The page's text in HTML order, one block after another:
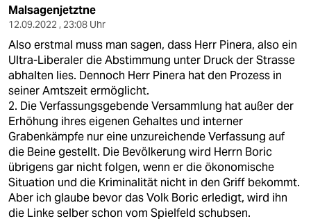
sport
berlin
nord
wahrheit
verlag
verlag
veranstaltungen
Malsagenjetztne
12.09.2022 , 23:08 Uhr
Also erstmal muss man sagen, dass Herr Pinera, also ein
Ultra-Liberaler die Abstimmung unter Druck der Strasse
abhalten lies. Dennoch Herr Pinera hat den Prozess in
seiner Amtszeit ermöglicht.
2. Die Verfassungsgebende Versammlung hat außer der
Erhöhung ihres eigenen Gehaltes und interner
Grabenkämpfe nur eine unzureichende Verfassung auf
die Beine gestellt. Die Bevölkerung wird Herrn Boric
übrigens gar nicht folgen, wenn er die ökonomische
Situation und die Kriminalität nicht in den Griff bekommt.
Aber ich glaube bevor das Volk Boric erledigt, wird ihn
die Linke selber schon vom Spielfeld schubsen.